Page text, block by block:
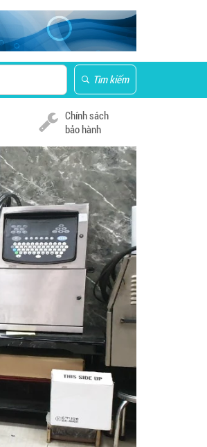
Tìm kiếm
Chính sách
bảo hành